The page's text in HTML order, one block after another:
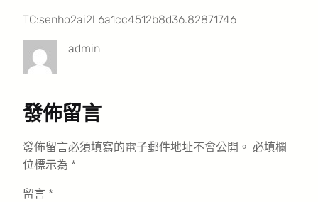
TC:senho2ai2l 6a1cc4512b8d36.82871746
admin
發佈留言
發佈留言必須填寫的電子郵件地址不會公開。 必填欄
位標示為 *
留言 *